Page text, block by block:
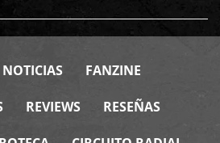
NOTICIAS FANZINE
REVIEWS RESEÑAS